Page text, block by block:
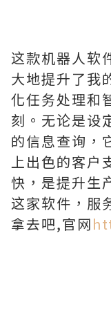
这款机器人软
大地提升了我
化任务处理和
刻。无论是设
的信息查询，
上出色的客户
快，是提升生
这家软件，服
拿去吧,官网